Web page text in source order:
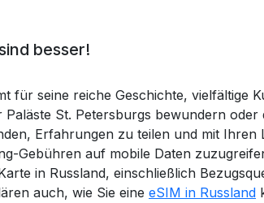
besser!
für seine reiche Geschichte, vielfältige
St. Petersburgs bewundern
Erfahrungen zu teilen und mit
Gebühren auf mobile Daten
in Russland, einschließlich
auch, wie Sie eine eSIM in Russland